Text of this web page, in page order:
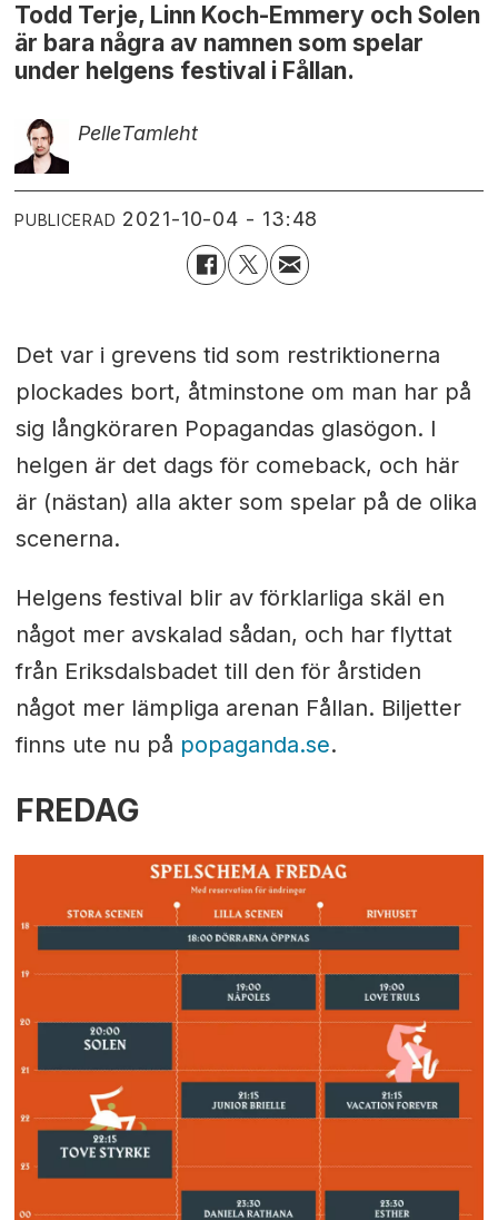
Todd Terje, Linn Koch-Emmery och Solen
är bara några av namnen som spelar
under helgens festival i Fållan.
PelleTamleht
PUBLICERAD 2021-10-04 - 13:48
Det var i grevens tid som restriktionerna
plockades bort, åtminstone om man har på
sig långköraren Popagandas glasögon. I
helgen är det dags för comeback, och här
är (nästan) alla akter som spelar på de olika
scenerna.
Helgens festival blir av förklarliga skäl en
något mer avskalad sådan, och har flyttat
från Eriksdalsbadet till den för årstiden
något mer lämpliga arenan Fållan. Biljetter
finns ute nu på popaganda.se.
FREDAG